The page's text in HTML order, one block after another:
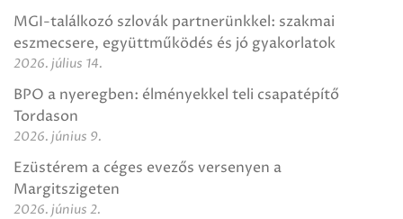
MGI-találkozó szlovák partnerünkkel: szakmai
eszmecsere, együttműködés és jó gyakorlatok
2026. július 14.
BPO a nyeregben: élményekkel teli csapatépítő
Tordason
2026. június 9.
Ezüstérem a céges evezős versenyen a
Margitszigeten
2026. június 2.